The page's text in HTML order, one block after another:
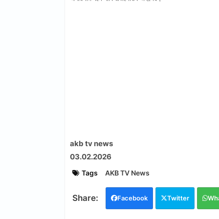
akb tv news
03.02.2026
Tags AKB TV News
Facebook Twitter